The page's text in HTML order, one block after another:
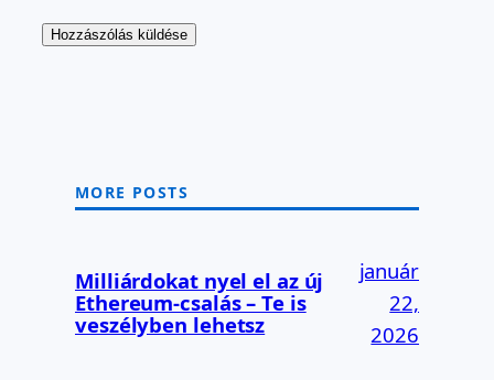
MORE POSTS
Milliárdokat nyel el az új
Ethereum-csalás – Te is
veszélyben lehetsz
január
22,
2026